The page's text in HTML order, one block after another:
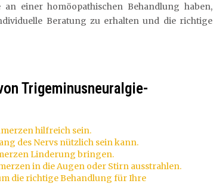
einer homöopathischen Behandlung haben,
Beratung zu erhalten und die richtige
Trigeminusneuralgie-
hilfreich sein.
des Nervs nützlich sein kann.
Linderung bringen.
in die Augen oder Stirn ausstrahlen.
die richtige Behandlung für Ihre